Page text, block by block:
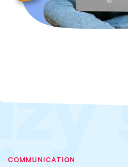
COMMUNICATION